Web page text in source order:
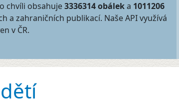
chvíli obsahuje3336314 obáleka 1011206
a zahraničních publikací. Naše API využívá
v ČR.